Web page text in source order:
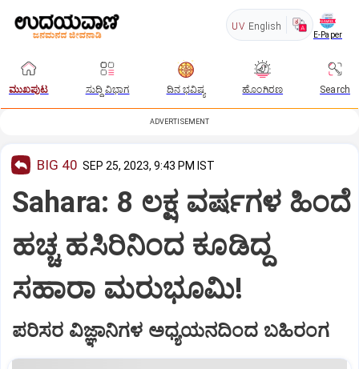
UV English
E-Paper
ಮುಖಪುಟ ಸುದ್ದಿ ವಿಭಾಗ ದಿನ ಭವಿಷ್ಯ ಹೊಂಗಿರಣ Search
ADVERTISEMENT
BIG 40 SEP 25, 2023, 9:43 PM IST
Sahara: 8 ಲಕ್ಷ ವರ್ಷಗಳ ಹಿಂದೆ
ಹಚ್ಚ ಹಸಿರಿನಿಂದ ಕೂಡಿದ್ದ
ಸಹಾರಾ ಮರುಭೂಮಿ!
ಪರಿಸರ ವಿಜ್ಞಾನಿಗಳ ಅಧ್ಯಯನದಿಂದ ಬಹಿರಂಗ